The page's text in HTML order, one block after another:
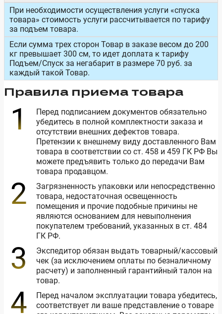
При необходимости осуществления услуги «спуска
товара» стоимость услуги рассчитывается по тарифу
за подъем товара.
Если сумма трех сторон Товар в заказе весом до 200
кг превышает 300 см, то идет доплата к тарифу
Подъем/Спуск за негабарит в размере 70 руб. за
каждый такой Товар.
Правила приема товара
Перед подписанием документов обязательно
убедитесь в полной комплектности заказа и
отсутствии внешних дефектов товара.
Претензии к внешнему виду доставленного Вам
товара в соответствии со ст. 458 и 459 ГК РФ Вы
можете предъявить только до передачи Вам
товара продавцом.
Загрязненность упаковки или непосредственно
товара, недостаточная освещенность
помещения и прочие подобные причины не
являются основанием для невыполнения
покупателем требований, указанных в ст. 484
ГК РФ.
Экспедитор обязан выдать товарный/кассовый
чек (за исключением оплаты по безналичному
расчету) и заполненный гарантийный талон на
товар.
Перед началом эксплуатации товара убедитесь,
соответствует ли ваше представление о товаре